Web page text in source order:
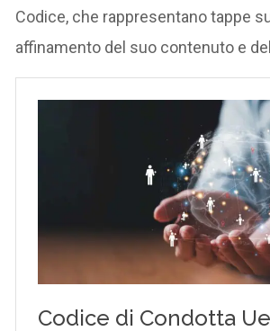
Codice, che rappresentano tappe
affinamento del suo contenuto e